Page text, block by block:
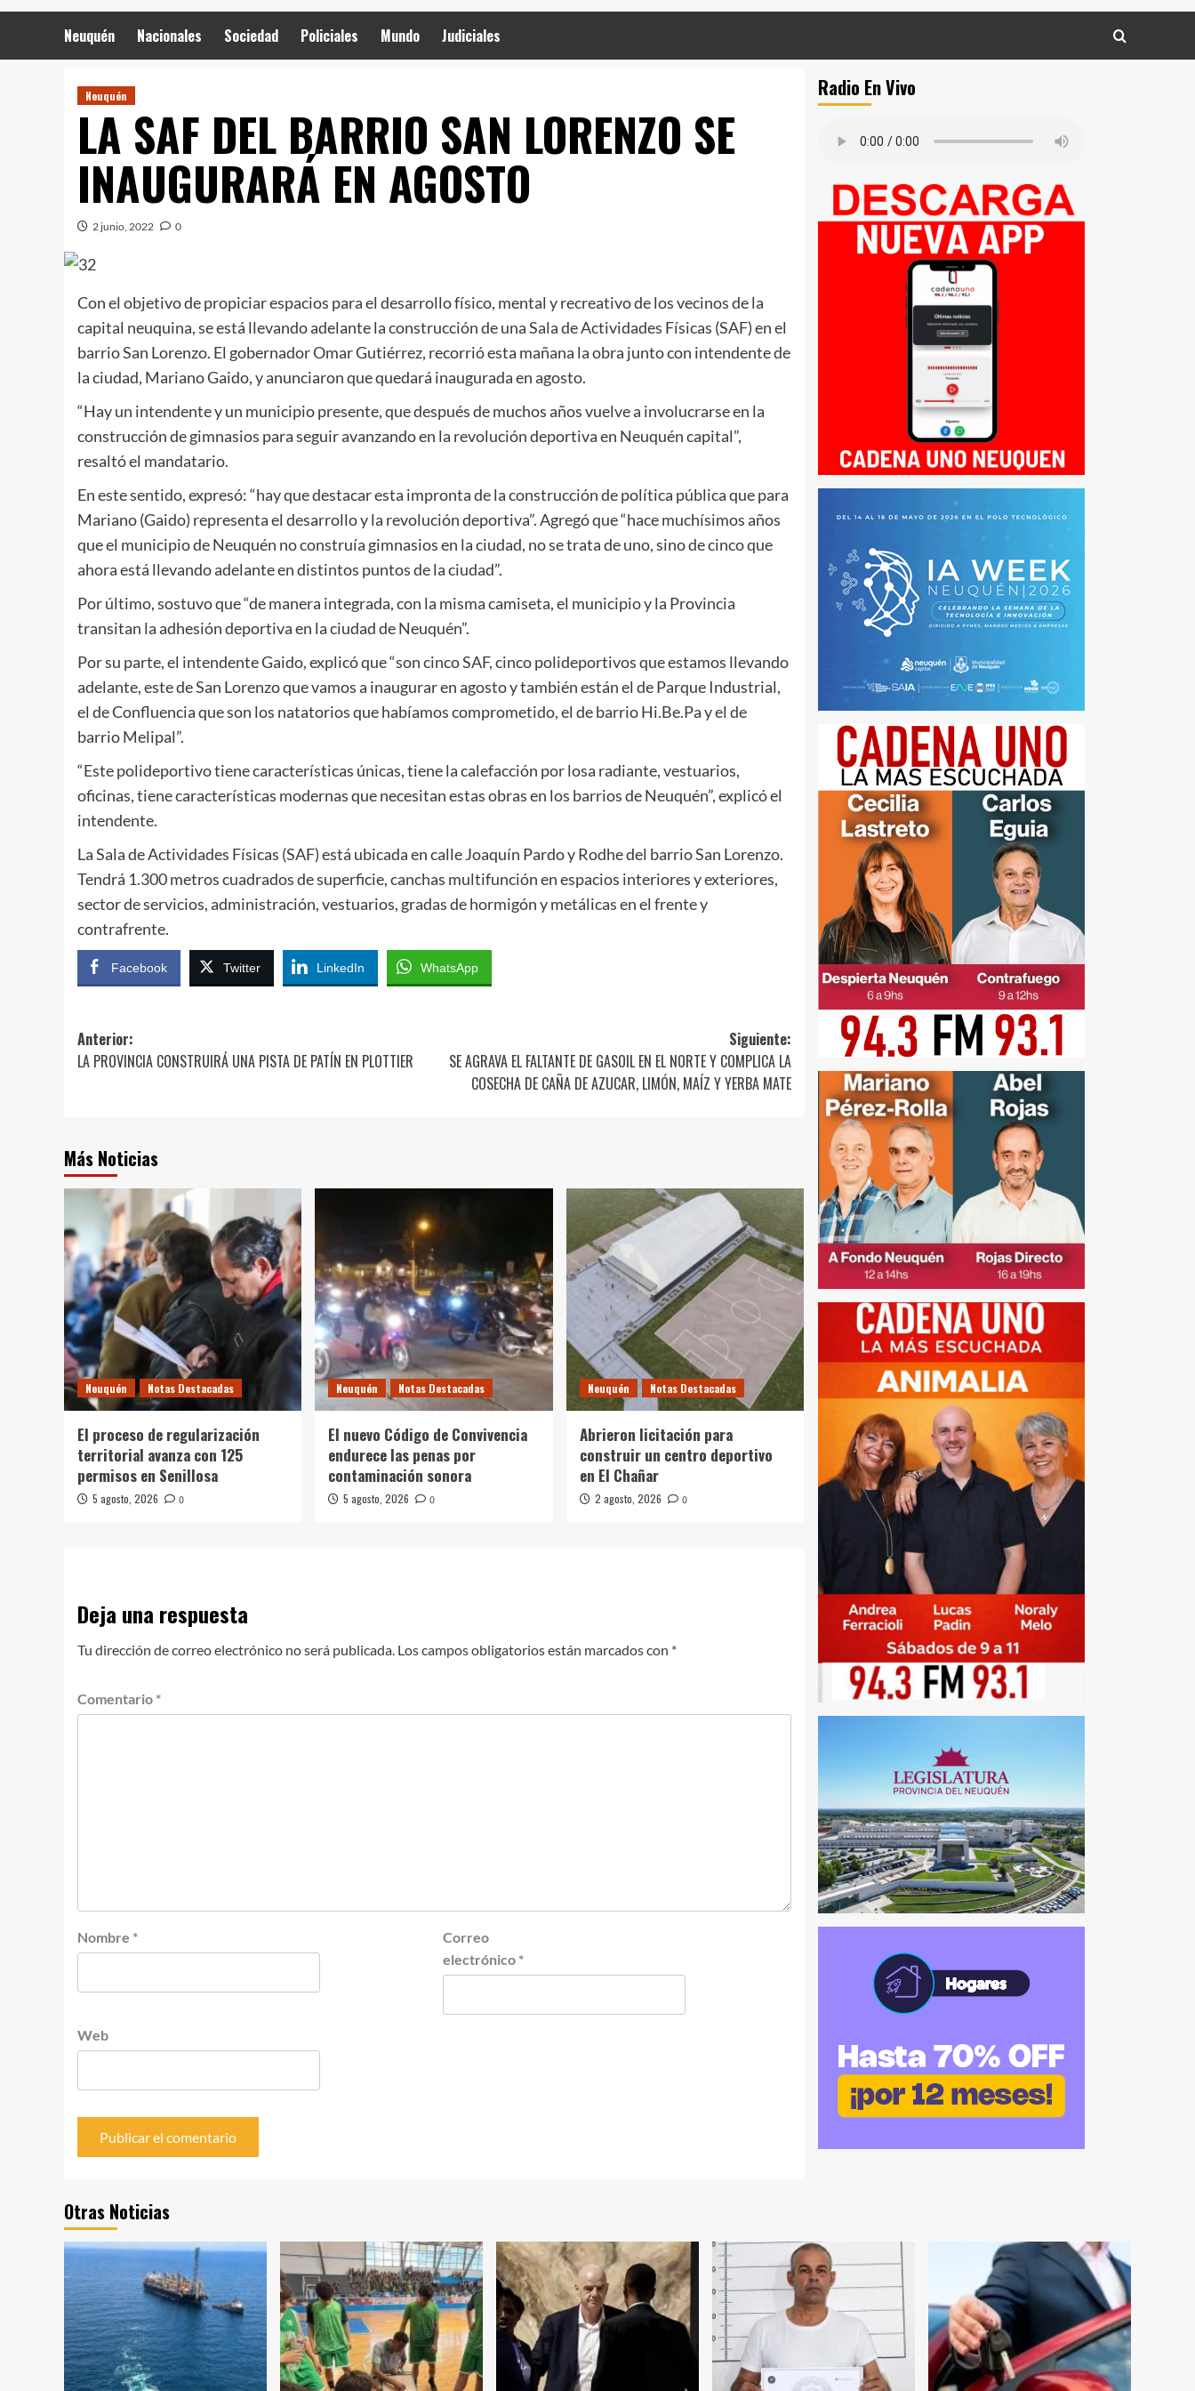
Neuquén Nacionales Sociedad Policiales Mundo Judiciales
Neuquén
LA SAF DEL BARRIO SAN LORENZO SE
INAUGURARÁ EN AGOSTO
2 junio, 2022 0
Con el objetivo de propiciar espacios para el desarrollo físico, mental y recreativo de los vecinos de la
capital neuquina, se está llevando adelante la construcción de una Sala de Actividades Físicas (SAF) en el
barrio San Lorenzo. El gobernador Omar Gutiérrez, recorrió esta mañana la obra junto con intendente de
la ciudad, Mariano Gaido, y anunciaron que quedará inaugurada en agosto.
“Hay un intendente y un municipio presente, que después de muchos años vuelve a involucrarse en la
construcción de gimnasios para seguir avanzando en la revolución deportiva en Neuquén capital”,
resaltó el mandatario.
En este sentido, expresó: “hay que destacar esta impronta de la construcción de política pública que para
Mariano (Gaido) representa el desarrollo y la revolución deportiva”. Agregó que “hace muchísimos años
que el municipio de Neuquén no construía gimnasios en la ciudad, no se trata de uno, sino de cinco que
ahora está llevando adelante en distintos puntos de la ciudad”.
Por último, sostuvo que “de manera integrada, con la misma camiseta, el municipio y la Provincia
transitan la adhesión deportiva en la ciudad de Neuquén”.
Por su parte, el intendente Gaido, explicó que “son cinco SAF, cinco polideportivos que estamos llevando
adelante, este de San Lorenzo que vamos a inaugurar en agosto y también están el de Parque Industrial,
el de Confluencia que son los natatorios que habíamos comprometido, el de barrio Hi.Be.Pa y el de
barrio Melipal”.
“Este polideportivo tiene características únicas, tiene la calefacción por losa radiante, vestuarios,
oficinas, tiene características modernas que necesitan estas obras en los barrios de Neuquén”, explicó el
intendente.
La Sala de Actividades Físicas (SAF) está ubicada en calle Joaquín Pardo y Rodhe del barrio San Lorenzo.
Tendrá 1.300 metros cuadrados de superficie, canchas multifunción en espacios interiores y exteriores,
sector de servicios, administración, vestuarios, gradas de hormigón y metálicas en el frente y
contrafrente.
Facebook Twitter LinkedIn WhatsApp
Navegación
de
Anterior:
LA PROVINCIA CONSTRUIRÁ UNA PISTA DE PATÍN EN PLOTTIER
Siguiente:
SE AGRAVA EL FALTANTE DE GASOIL EN EL NORTE Y COMPLICA LA
COSECHA DE CAÑA DE AZUCAR, LIMÓN, MAÍZ Y YERBA MATE
Más Noticias
Neuquén Notas Destacadas
El proceso de regularización
territorial avanza con 125
permisos en Senillosa
5 agosto, 2026 0
Neuquén Notas Destacadas
El nuevo Código de Convivencia
endurece las penas por
contaminación sonora
5 agosto, 2026 0
Neuquén Notas Destacadas
Abrieron licitación para
construir un centro deportivo
en El Chañar
2 agosto, 2026 0
Deja una respuesta
Tu dirección de correo electrónico no será publicada. Los campos obligatorios están marcados con *
Comentario *
Nombre *
Correo
electrónico *
Web
Radio En Vivo
Otras Noticias